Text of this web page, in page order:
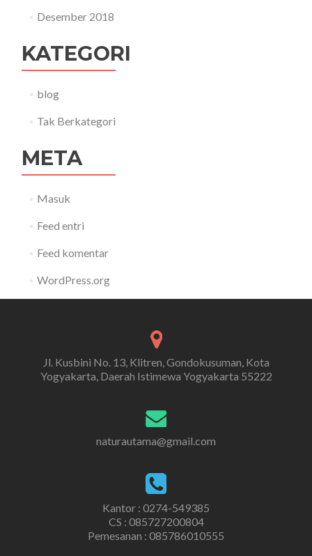
Desember 2018
KATEGORI
blog
Tak Berkategori
META
Masuk
Feed entri
Feed komentar
WordPress.org
Jl. Kusbini No. 13, Klitren, Gondokusuman, Kota
Yogyakarta, Daerah Istimewa Yogyakarta 55222
naturautama@gmail.com
Kantor : 0274-549385
CS : 085727200804
Pemesanan : 085786010555